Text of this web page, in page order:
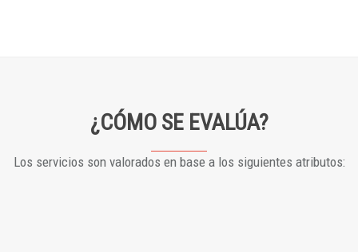
¿CÓMO SE EVALÚA?
Los servicios son valorados en base a los siguientes atributos: